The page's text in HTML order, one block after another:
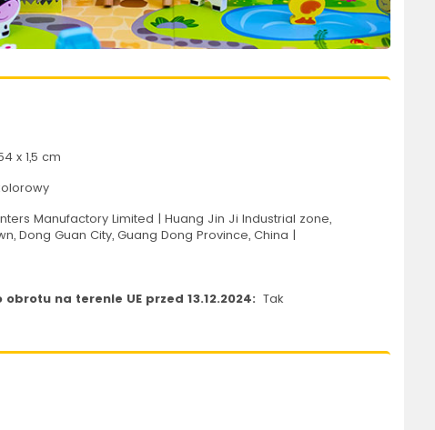
x 1,5 cm
Manufactory Limited | Huang Jin Ji Industrial zone,
Dong Guan City, Guang Dong Province, China |
na terenie UE przed 13.12.2024: Tak